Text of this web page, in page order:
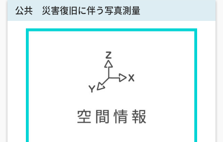
公共 災害復旧に伴う写真測量